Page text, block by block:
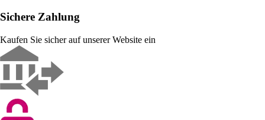
Sichere Zahlung
Kaufen Sie sicher auf unserer Website ein